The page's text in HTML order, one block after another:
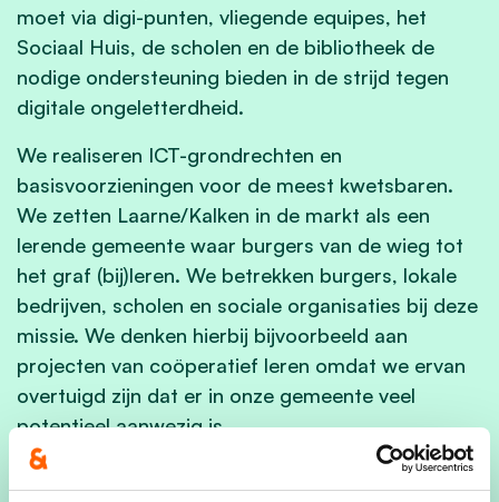
moet via digi-punten, vliegende equipes, het
Sociaal Huis, de scholen en de bibliotheek de
nodige ondersteuning bieden in de strijd tegen
digitale ongeletterdheid.
We realiseren ICT-grondrechten en
basisvoorzieningen voor de meest kwetsbaren.
We zetten Laarne/Kalken in de markt als een
lerende gemeente waar burgers van de wieg tot
het graf (bij)leren. We betrekken burgers, lokale
bedrijven, scholen en sociale organisaties bij deze
missie. We denken hierbij bijvoorbeeld aan
projecten van coöperatief leren omdat we ervan
overtuigd zijn dat er in onze gemeente veel
potentieel aanwezig is.
De bibliotheek moet het vlaggenschip worden